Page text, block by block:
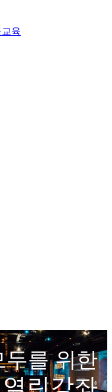
교육
두를 위한